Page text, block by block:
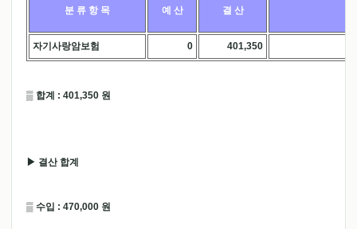
분 류 항 목 예 산 결 산
자기사랑암보험 0 401,350
▒ 합계 : 401,350 원
▶ 결산 합계
▒ 수입 : 470,000 원